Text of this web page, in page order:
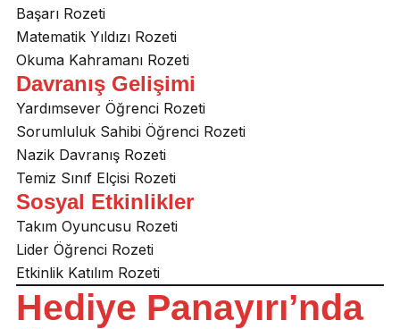
Başarı Rozeti
Matematik Yıldızı Rozeti
Okuma Kahramanı Rozeti
Davranış Gelişimi
Yardımsever Öğrenci Rozeti
Sorumluluk Sahibi Öğrenci Rozeti
Nazik Davranış Rozeti
Temiz Sınıf Elçisi Rozeti
Sosyal Etkinlikler
Takım Oyuncusu Rozeti
Lider Öğrenci Rozeti
Etkinlik Katılım Rozeti
Hediye Panayırı’nda